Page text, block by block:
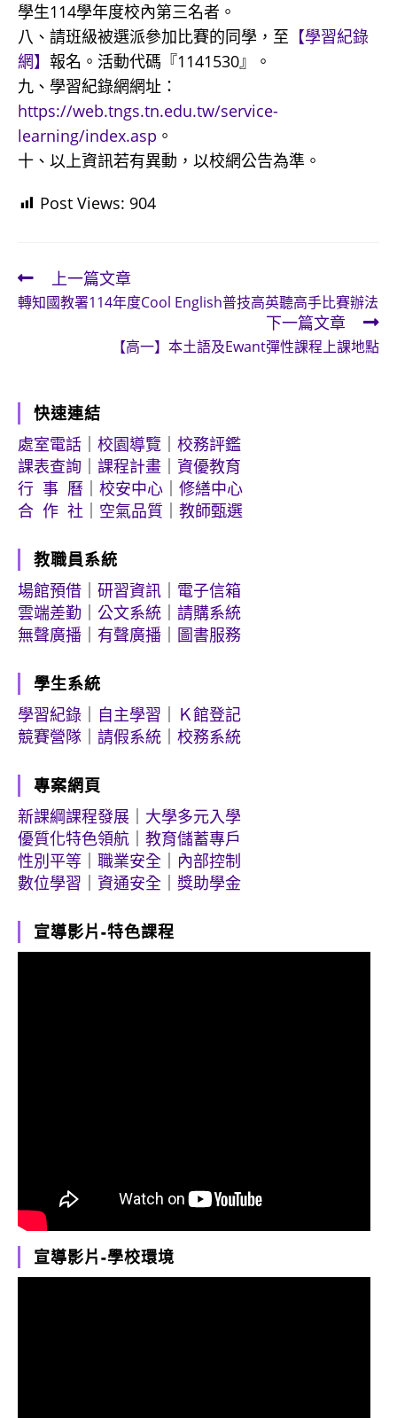
學生114學年度校內第三名者。
八、請班級被選派參加比賽的同學，至 【學習紀錄
網】 報名。活動代碼『1141530』。
九、學習紀錄網網址：
https://web.tngs.tn.edu.tw/service-
learning/index.asp 。
十、以上資訊若有異動，以校網公告為準。
Post Views: 904
Read
more
上一篇文章
轉知國教署114年度Cool English普技高英聽高手比賽辦法
下一篇文章
【高一】本土語及Ewant彈性課程上課地點
快速連結
處室電話
校園導覽
校務評鑑
課表查詢
課程計畫
資優教育
行 事 曆
校安中心
修繕中心
合 作 社
空氣品質 教師甄選
教職員系統
場館預借
研習資訊
電子信箱
雲端差勤
公文系統
請購系統
無聲廣播
有聲廣播 圖書服務
學生系統
學習紀錄
自主學習
Ｋ館登記
競賽營隊
請假系統 校務系統
專案網頁
新課綱課程發展
大學多元入學
優質化特色領航
教育儲蓄專戶
性別平等
職業安全
內部控制
數位學習
資通安全 獎助學金
宣導影片-特色課程
宣導影片-學校環境